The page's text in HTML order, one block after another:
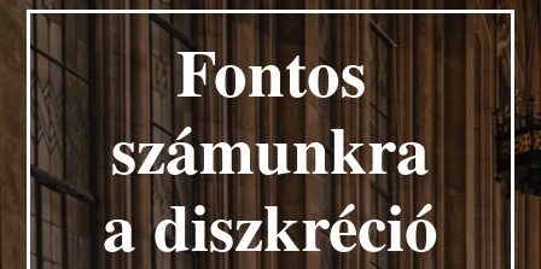
Fontos
számunkra
a diszkréció